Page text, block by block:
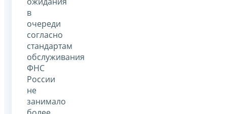
в
очереди
согласно
стандартам
обслуживания
ФНС
России
не
занимало